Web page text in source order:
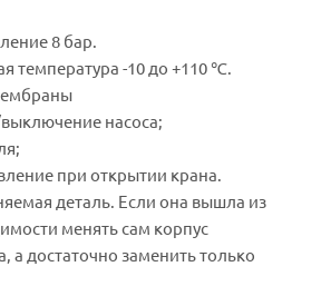
8 бар.
температура -10 до +110 ℃.
насоса;
при открытии крана.
деталь. Если она вышла из
менять сам корпус
а достаточно заменить только